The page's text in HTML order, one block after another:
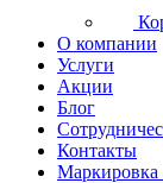
О компании
Услуги
Акции
Блог
Контакты
Маркировка